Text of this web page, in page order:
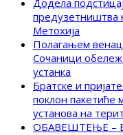
Додела
предузетништва
Метохија
Полагањем
Сочаници
устанка
Братске и
поклон
установа на
ОБАВЕШТЕЊЕ –